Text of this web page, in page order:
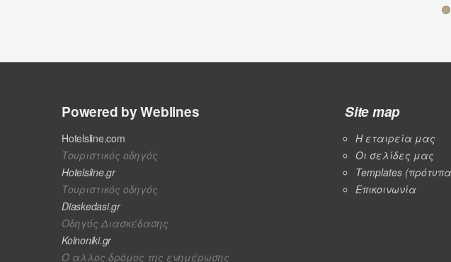
Powered by Weblines
Hotelsline.com
Τουριστικός οδηγός
Hotelsline.gr
Τουριστικός οδηγός
Diaskedasi.gr
Οδηγός Διασκέδασης
Koinoniki.gr
Ο αλλος δρόμος της ενημέρωσης
Site map
Η εταιρεία μας
Οι σελίδες μας
Templates
Επικοινωνία